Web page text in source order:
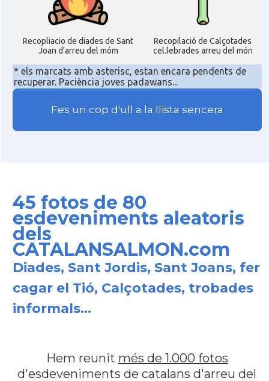
Recopliacio de diades de Sant
Joan d'arreu del móm
Recopilació de Calçotades
cel.lebrades arreu del món
* els marcats amb asterisc, estan encara pendents de
recuperar. Paciència joves padawans...
Fes un cop d'ull a la llista sencera
45 fotos de 80
esdeveniments aleatoris
dels
CATALANSALMON.com
Diades, Sant Jordis, Sant Joans, fer
cagar el Tió, Calçotades, trobades
informals...
Hem reunit més de 1.000 fotos
d'esdeveniments de catalans d'arreu del